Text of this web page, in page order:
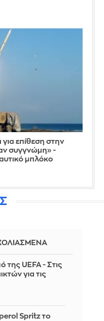
επίθεση στην
συγγνώμη» -
μπλόκο
της UEFA - Στις
για τις
Spritz το